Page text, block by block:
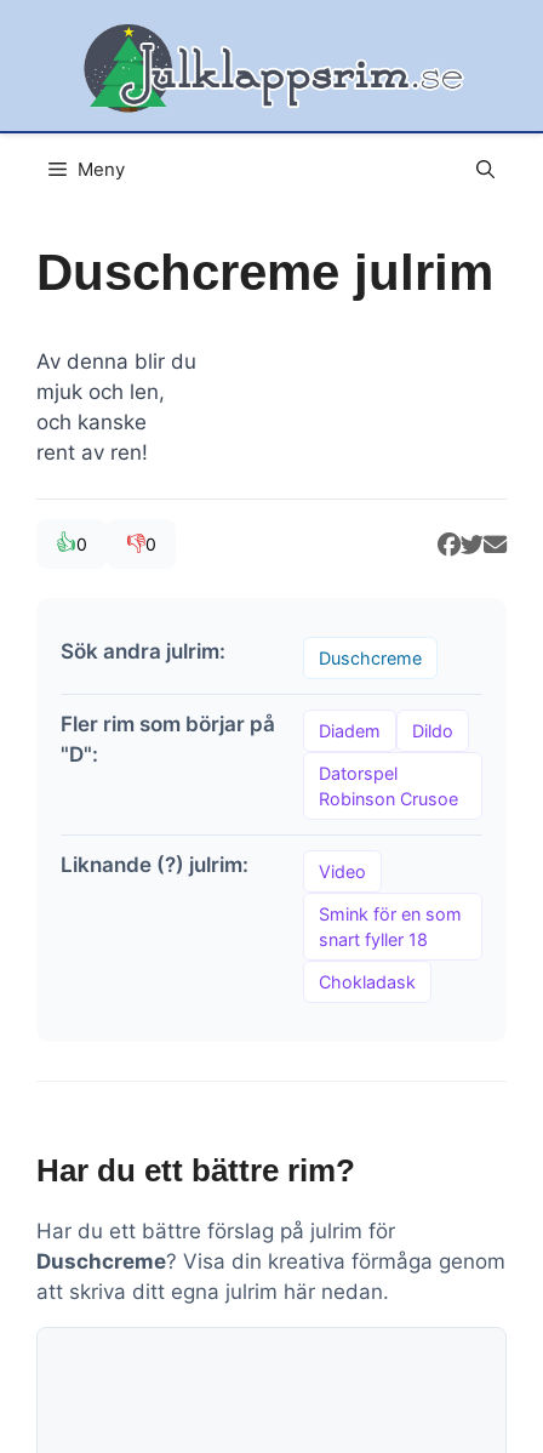
Meny
Duschcreme julrim
Av denna blir du
mjuk och len,
och kanske
rent av ren!
👍0 👎0
Sök andra julrim: Duschcreme
Fler rim som börjar på
"D":
Diadem Dildo
Datorspel
Robinson Crusoe
Liknande (?) julrim: Video
Smink för en som
snart fyller 18
Chokladask
Har du ett bättre rim?
Har du ett bättre förslag på julrim för
Duschcreme? Visa din kreativa förmåga genom
att skriva ditt egna julrim här nedan.
Kommentar